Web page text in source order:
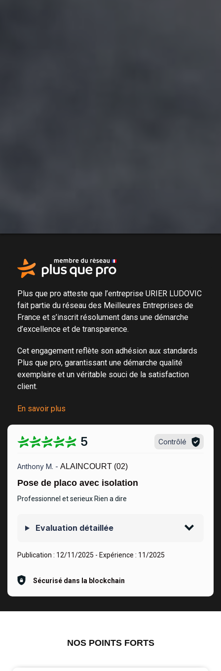
Plus que pro atteste que l’entreprise URIER LUDOVIC
fait partie du réseau des Meilleures Entreprises de
France et s’inscrit résolument dans une démarche
d’excellence et de transparence.
Cet engagement reflète son adhésion aux standards
Plus que pro, garantissant une démarche qualité
exemplaire et un véritable souci de la satisfaction
client.
En savoir plus
5 Contrôlé
Anthony M. - ALAINCOURT (02)
Pose de placo avec isolation
Professionnel et serieux Rien a dire
Evaluation détaillée
Publication : 12/11/2025 - Expérience : 11/2025
Sécurisé dans la blockchain
NOS POINTS FORTS